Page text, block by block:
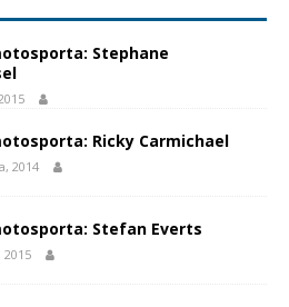
Stephane
Ricky Carmichael
2014
Stefan Everts
2015